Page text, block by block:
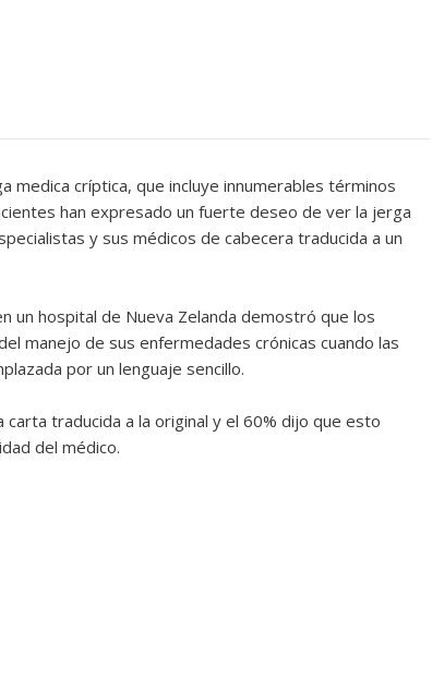
medica críptica, que incluye innumerables términos
han expresado un fuerte deseo de ver la jerga
y sus médicos de cabecera traducida a un
un hospital de Nueva Zelanda demostró que los
manejo de sus enfermedades crónicas cuando las
por un lenguaje sencillo.
traducida a la original y el 60% dijo que esto
del médico.